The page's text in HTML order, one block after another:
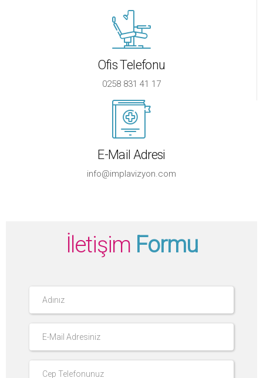
Ofis Telefonu
0258 831 41 17
E-Mail Adresi
info@implavizyon.com
İletişim Formu